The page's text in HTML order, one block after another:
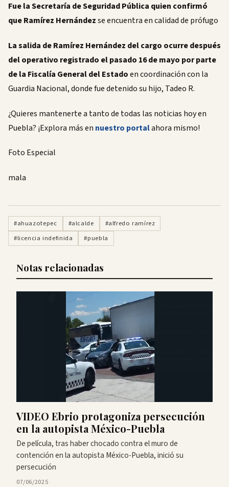
Fue la Secretaría de Seguridad Pública quien confirmó
que Ramírez Hernándezse encuentra en calidad de prófugo
La salida de Ramírez Hernández del cargo ocurre después
del operativo registrado el pasado 16 de mayo por parte
de la Fiscalía General del Estadoen coordinación con la
Guardia Nacional, donde fue detenido su hijo, Tadeo R.
¿Quieres mantenerte a tanto de todas las noticias hoy en
Puebla? ¡Explora más en nuestro portalahora mismo!
Foto Especial
mala
#ahuazotepec #alcalde
#alfredo ramírez
#licencia indefinida
#puebla
Notas relacionadas
VIDEO Ebrio protagoniza persecución
en la autopista México-Puebla
De película, tras haber chocado contra el muro de
contención en la autopista México-Puebla, inició su
persecución
07/06/2025